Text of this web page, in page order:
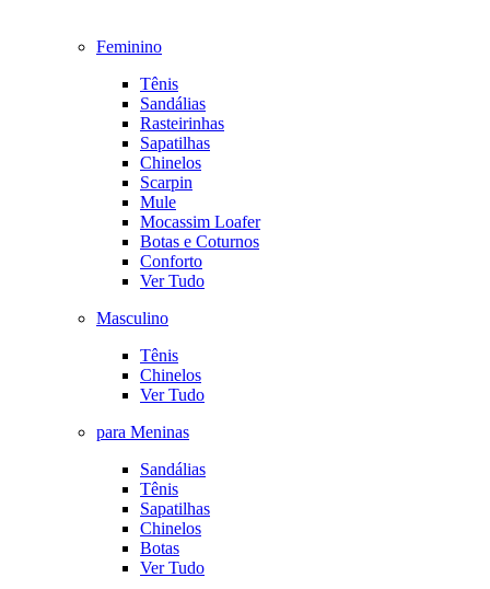
Feminino
Tênis
Sandálias
Rasteirinhas
Sapatilhas
Chinelos
Scarpin
Mule
Mocassim Loafer
Botas e Coturnos
Conforto
Ver Tudo
Masculino
Tênis
Chinelos
Ver Tudo
para Meninas
Sandálias
Tênis
Sapatilhas
Chinelos
Botas
Ver Tudo